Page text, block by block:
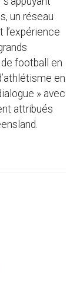
un réseau
l’expérience
football en
en
» avec
attribués